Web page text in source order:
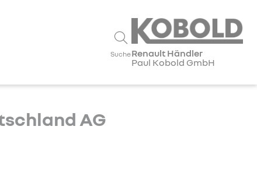
SucheRenault Händler
Paul Kobold GmbH
AG